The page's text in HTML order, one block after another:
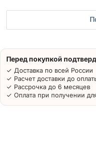
Перед покупкой
✓ Доставка по всей России
✓ Расчет доставки до
✓ Рассрочка до 6 месяцев
✓ Оплата при получении